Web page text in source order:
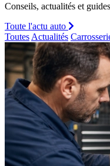
Conseils, actualités et
Toute l'actu auto
Toutes Actualités